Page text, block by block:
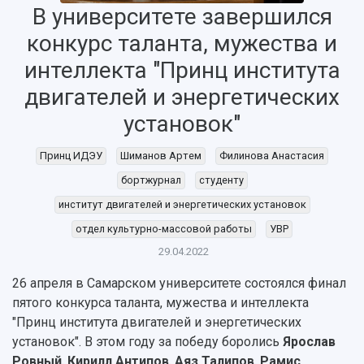
НАЗАД
Об университете
История
Руководство
Наблюдательный совет
Ученый совет
Ректорат
Кадровый резерв
Главные новости
События
Пресс-центр
Газета "Полет"
Газета "Самарский университет"
Мы в соцсетях
Почему я выбираю Самарский университет?
Бакалавриат и специалитет
Магистратура
Аспирантура
Дополнительное образование
Институты и факультеты
Образовательные программы
Научно-исследовательская деятельность
Основные научные направления
Диссертационные советы
Подготовка научных кадров
Конкурс на замещение должностей научных
Научные проекты и темы
Аспирантура и докторантура
В университете завершился
конкурс таланта, мужества и
интеллекта "Принц института
двигателей и энергетических
установок"
Принц ИДЭУ Шиманов Артем
Филинова Анастасия
бортжурнал
студенту
институт двигателей и энергетических установок
отдел культурно-массовой работы
УВР
29.04.2022
26 апреля в Самарском университете состоялся финал
пятого конкурса таланта, мужества и интеллекта
"Принц института двигателей и энергетических
установок". В этом году за победу боролись Ярослав